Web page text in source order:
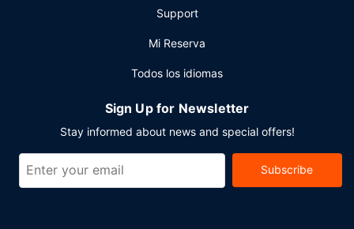
Support
Mi Reserva
Todos los idiomas
Sign Up for Newsletter
Stay informed about news and special offers!
Subscribe